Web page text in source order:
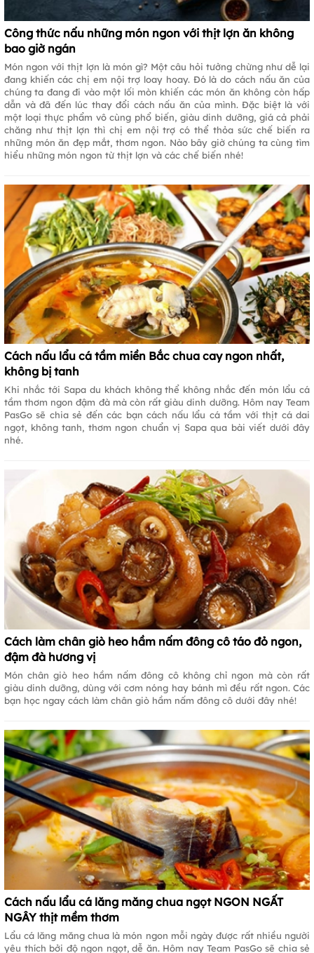
Công thức nấu những món ngon với thịt lợn ăn không
bao giờ ngán
Món ngon với thịt lợn là món gì? Một câu hỏi tưởng chừng như dễ lại
đang khiến các chị em nội trợ loay hoay. Đó là do cách nấu ăn của
chúng ta đang đi vào một lối mòn khiến các món ăn không còn hấp
dẫn và đã đến lúc thay đổi cách nấu ăn của mình. Đặc biệt là với
một loại thực phẩm vô cùng phổ biến, giàu dinh dưỡng, giá cả phải
chăng như thịt lợn thì chị em nội trợ có thể thỏa sức chế biến ra
những món ăn đẹp mắt, thơm ngon. Nào bây giờ chúng ta cùng tìm
hiểu những món ngon từ thịt lợn và các chế biến nhé!
Cách nấu lẩu cá tầm miền Bắc chua cay ngon nhất,
không bị tanh
Khi nhắc tới Sapa du khách không thể không nhắc đến món lẩu cá
tầm thơm ngon đậm đà mà còn rất giàu dinh dưỡng. Hôm nay Team
PasGo sẽ chia sẻ đến các bạn cách nấu lẩu cá tầm với thịt cá dai
ngọt, không tanh, thơm ngon chuẩn vị Sapa qua bài viết dưới đây
nhé.
Cách làm chân giò heo hầm nấm đông cô táo đỏ ngon,
đậm đà hương vị
Món chân giò heo hầm nấm đông cô không chỉ ngon mà còn rất
giàu dinh dưỡng, dùng với cơm nóng hay bánh mì đều rất ngon. Các
bạn học ngay cách làm chân giò hầm nấm đông cô dưới đây nhé!
Cách nấu lẩu cá lăng măng chua ngọt NGON NGẤT
NGÂY thịt mềm thơm
Lẩu cá lăng măng chua là món ngon mỗi ngày được rất nhiều người
yêu thích bởi độ ngon ngọt, dễ ăn. Hôm nay Team PasGo sẽ chia sẻ